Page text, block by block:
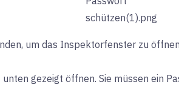
um das Inspektorfenster zu
gezeigt öffnen. Sie müssen ein